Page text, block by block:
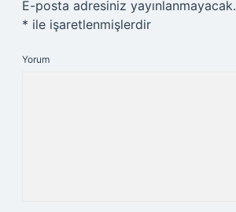
E-posta adresiniz yayınlanmayacak.
* ile işaretlenmişlerdir
Yorum